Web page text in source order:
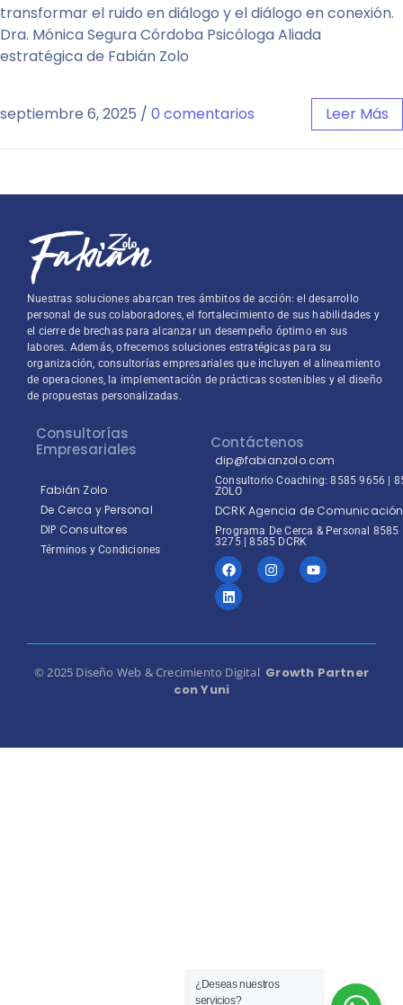
transformar el ruido en diálogo y el diálogo en conexión.
Dra. Mónica Segura Córdoba Psicóloga Aliada
estratégica de Fabián Zolo
septiembre 6, 2025 / 0 comentarios Leer Más
Nuestras soluciones abarcan tres ámbitos de acción: el desarrollo
personal de sus colaboradores, el fortalecimiento de sus habilidades y
el cierre de brechas para alcanzar un desempeño óptimo en sus
labores. Además, ofrecemos soluciones estratégicas para su
organización, consultorías empresariales que incluyen el alineamiento
de operaciones, la implementación de prácticas sostenibles y el diseño
de propuestas personalizadas.
Consultorías
Empresariales
Fabián Zolo
De Cerca y Personal
DIP Consultores
Términos y Condiciones
Contáctenos
dip@fabianzolo.com
Consultorio Coaching: 8585 9656 |
ZOLO
DCRK Agencia de Comunicación
Programa De Cerca & Personal 8585
3275 | 8585 DCRK
© 2025 Diseño Web & Crecimiento Digital Growth Partner
con Yuni
¿Deseas nuestros
servicios?